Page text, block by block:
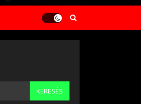
KERESÉS